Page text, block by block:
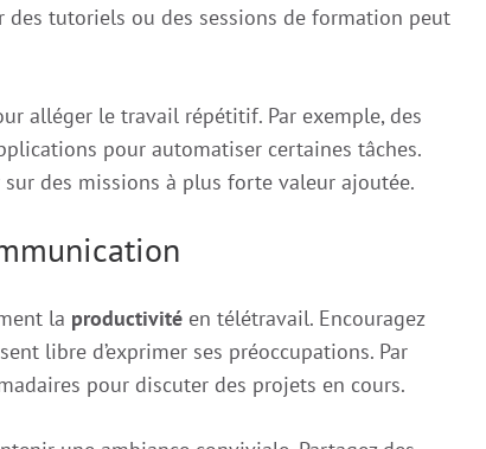
des tutoriels ou des sessions de formation peut
alléger le travail répétitif. Par exemple, des
pour automatiser certaines tâches.
des missions à plus forte valeur ajoutée.
la productivité en télétravail. Encouragez
libre d’exprimer ses préoccupations. Par
pour discuter des projets en cours.